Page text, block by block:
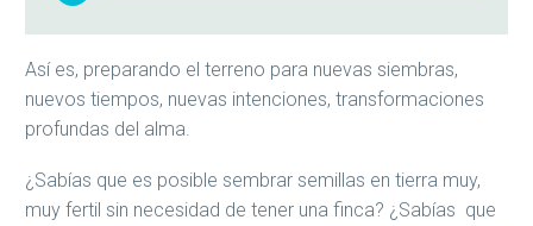
audio
Así es, preparando el terreno para nuevas siembras,
nuevos tiempos, nuevas intenciones, transformaciones
profundas del alma.
¿Sabías que es posible sembrar semillas en tierra muy,
muy fertil sin necesidad de tener una finca? ¿Sabías que